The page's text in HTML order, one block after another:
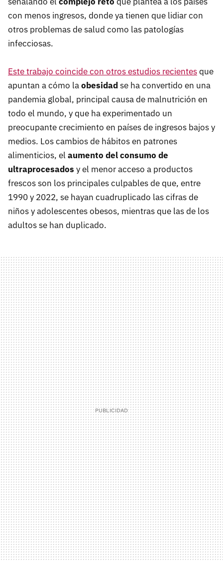
con menos ingresos, donde ya tienen que lidiar con
otros problemas de salud como las patologías
infecciosas.
Este trabajo coincide con otros estudios recientesque
apuntan a cómo laobesidadse ha convertido en una
pandemia global, principal causa de malnutrición en
todo el mundo, y que ha experimentado un
preocupante crecimiento en países de ingresos bajos y
medios. Los cambios de hábitos en patrones
alimenticios, el aumento del consumo de
ultraprocesados y el menor acceso a productos
frescos son los principales culpables de que, entre
1990 y 2022, se hayan cuadruplicado las cifras de
niños y adolescentes obesos, mientras que las de los
adultos se han duplicado.